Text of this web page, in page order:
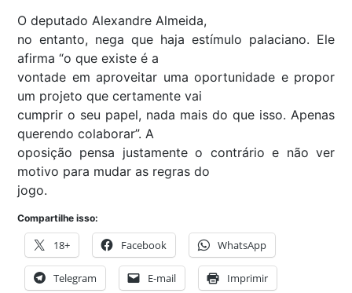
O deputado Alexandre Almeida,
no entanto, nega que haja estímulo palaciano. Ele
afirma “o que existe é a
vontade em aproveitar uma oportunidade e propor
um projeto que certamente vai
cumprir o seu papel, nada mais do que isso. Apenas
querendo colaborar”. A
oposição pensa justamente o contrário e não ver
motivo para mudar as regras do
jogo.
Compartilhe isso:
18+ Facebook WhatsApp
Telegram E-mail Imprimir